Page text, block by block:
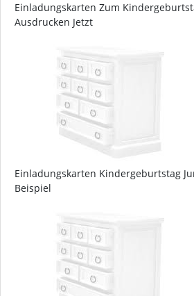
Einladungskarten Zum
Ausdrucken Jetzt
Einladungskarten Kindergeburtstag
Beispiel